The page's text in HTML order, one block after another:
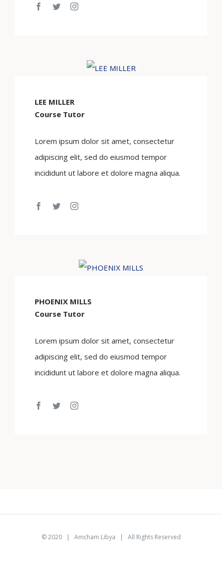
LEE MILLER
Course Tutor
Lorem ipsum dolor sit amet, consectetur
adipiscing elit, sed do eiusmod tempor
incididunt ut labore et dolore magna aliqua.
PHOENIX MILLS
Course Tutor
Lorem ipsum dolor sit amet, consectetur
adipiscing elit, sed do eiusmod tempor
incididunt ut labore et dolore magna aliqua.
© 2020 | Amcham Libya | All Rights Reserved